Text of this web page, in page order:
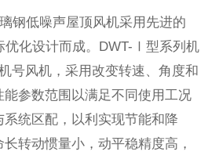
钢低噪声屋顶风机采用先进的
优化设计而成。DWT-Ⅰ型系列机
号风机，采用改变转速、角度和
能参数范围以满足不同使用工况
系统区配，以利实现节能和降
转动惯量小，动平稳精度高，